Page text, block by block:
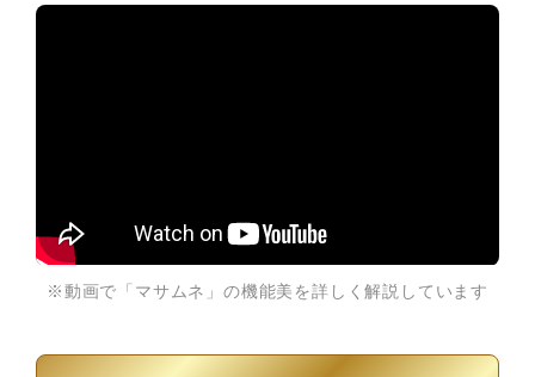
※動画で「マサムネ」の機能美を詳しく解説しています